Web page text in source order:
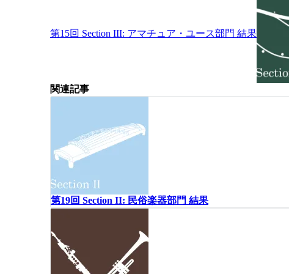
第15回 Section III: アマチュア・ユース部門 結果
関連記事
第19回 Section II: 民俗楽器部門 結果